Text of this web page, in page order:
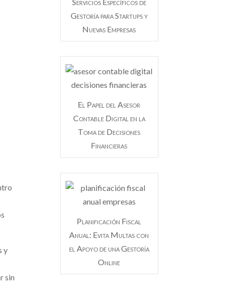
y
sin
Gestoría para Startups y
Nuevas Empresas
El Papel del Asesor
Contable Digital en la
Toma de Decisiones
Financieras
Planificación Fiscal
Anual: Evita Multas con
el Apoyo de una Gestoría
Online